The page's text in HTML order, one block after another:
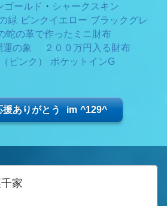
ゴールド ・ シャークスキン
緑 ピンクイエロー ブラックグレ
蛇の革で作ったミニ財布
運の象 ２００万円入る財布
ピンク） ポケットインG
援ありがとう im ^129^
家